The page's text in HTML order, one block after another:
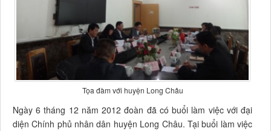
Tọa đàm với huyện Long Châu
Ngày 6 tháng 12 năm 2012 đoàn đã có buổi làm việc với đại
diện Chính phủ nhân dân huyện Long Châu. Tại buổi làm việc